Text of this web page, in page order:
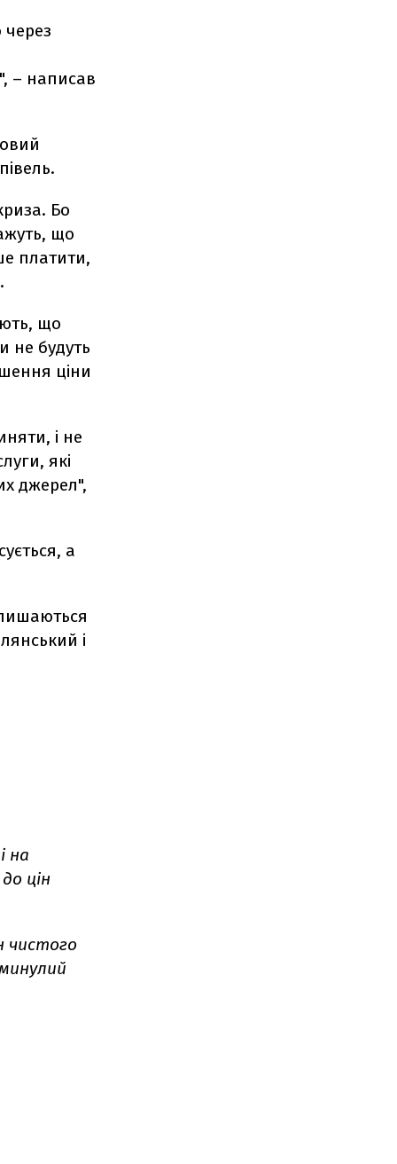
– написав
Бо
що
платити,
що
не будуть
ціни
і не
які
джерел",
а
і
на
цін
чистого